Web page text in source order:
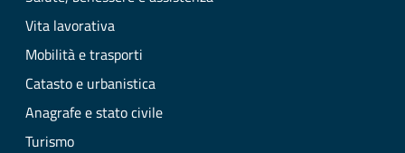
Vita lavorativa
Mobilità e trasporti
Catasto e urbanistica
Anagrafe e stato civile
Turismo